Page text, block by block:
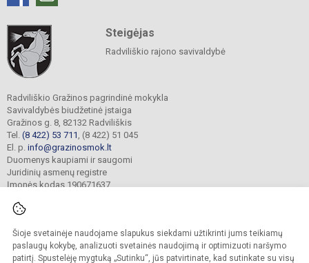
Šioje svetainėje naudojame slapukus siekdami užtikrinti jums teikiamų
paslaugų kokybę, analizuoti svetainės naudojimą ir optimizuoti naršymo
patirtį. Spustelėję mygtuką „Sutinku“, jūs patvirtinate, kad sutinkate su visų
Steigėjas
Radviliškio rajono savivaldybė
Radviliškio Gražinos pagrindinė mokykla
Savivaldybės biudžetinė įstaiga
Gražinos g. 8, 82132 Radviliškis
Tel. (8 422) 53 711 , (8 422) 51 045
El. p. info@grazinosmok.lt
Duomenys kaupiami ir saugomi
Juridinių asmenų registre
Įmonės kodas 190671637
© 2022. Radviliškio Gražinos pagrindinė mokykla. Visos teisės saugomos.
Kopijuoti turinį be raštiško įstaigos administracijos sutikimo griežtai draudžiama.